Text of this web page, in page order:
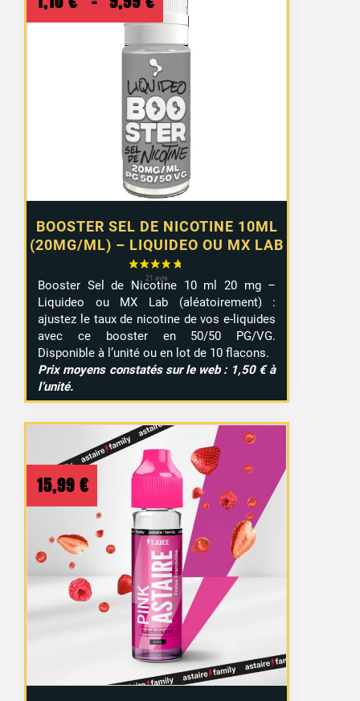
BOOSTER SEL DE NICOTINE 10ML
(20MG/ML) – LIQUIDEO OU MX LAB
de
prix :
1,10 €
à
9,99 €
Booster Sel de Nicotine 10 ml 20 mg –
Liquideo ou MX Lab (aléatoirement) :
ajustez le taux de nicotine de vos e-liquides
avec ce booster en 50/50 PG/VG.
Disponible à l’unité ou en lot de 10 flacons.
Prix moyens constatés sur le web : 1,50 € à
l’unité.
15,99 €